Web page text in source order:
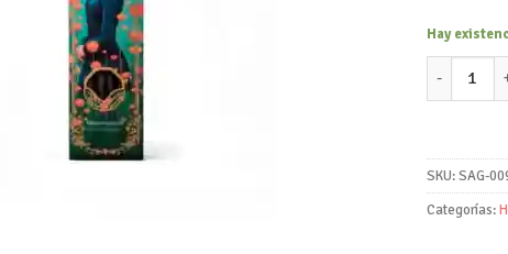
Hay
Incienso
SKU:SAG-
Categorías: